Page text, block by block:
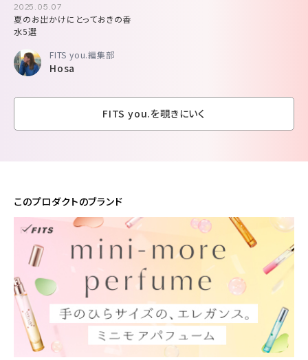
2025.05.07
夏のお出かけにとっておきの香
水5選
FITS you.編集部
Hosa
FITS you.を覗きにいく
このプロダクトのブランド